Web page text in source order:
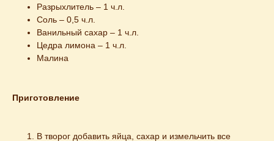
Разрыхлитель – 1 ч.л.
Соль – 0,5 ч.л.
Ванильный сахар – 1 ч.л.
Цедра лимона – 1 ч.л.
Малина
Приготовление
В творог добавить яйца, сахар и измельчить все